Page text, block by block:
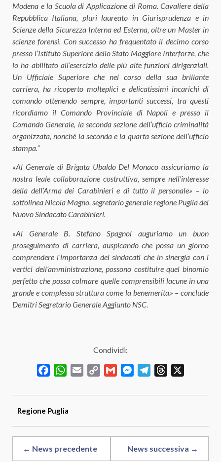
Modena e la Scuola di Applicazione di Roma. Cavaliere della
Repubblica Italiana, pluri laureato in Giurisprudenza e in
Scienze della Sicurezza Interna ed Esterna, oltre un Master in
scienze forensi. Con successo ha frequentato il decimo corso
presso l’Istituto Superiore dello Stato Maggiore Interforze, che
lo ha abilitato all’esercizio delle più alte funzioni dirigenziali.
Un Ufficiale Superiore che nel corso della sua brillante
carriera, ha ricoperto molteplici e delicatissimi incarichi di
comando ottenendo sempre, importanti successi, tra questi
ricordiamo il Comando Provinciale di Napoli e presso il
Comando Generale, la seconda sezione dell’ufficio criminalità
organizzata, nonché la seconda e la quarta sezione dell’ufficio
stampa.”
«Al Generale di Brigata Ubaldo Del Monaco assicuriamo la
nostra leale collaborazione costruttiva, sempre nell’interesse
della dell’Arma dei Carabinieri e di tutto il personale» – lo
sottolinea Nicola Magno, segretario generale regione Puglia del
Nuovo Sindacato Carabinieri.
«Al Generale B. Stefano Spagnol auguriamo un buon
proseguimento di carriera, auspicando che possa un giorno
comprendere l’importanza dei sindacati che in sinergia con i
vertici dell’amministrazione, possono costituire quel binomio
perfetto che possa colmare quelle comprensibili lacune in una
grande e complessa struttura come la benemerita.» – conclude
Demitri Segretario Generale Aggiunto NSC.
Condividi:
FacebookWhatsApp
Email
Copy
Gmail MessengerTelegramThreads
Regione Puglia
← News precedente News successiva →